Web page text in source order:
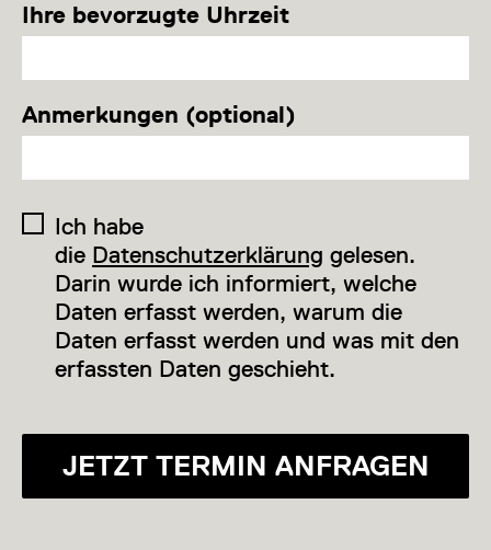
Ihre bevorzugte Uhrzeit
Anmerkungen (optional)
Ich habe
die Datenschutzerklärung gelesen.
Darin wurde ich informiert, welche
Daten erfasst werden, warum die
Daten erfasst werden und was mit den
erfassten Daten geschieht.
JETZT TERMIN ANFRAGEN